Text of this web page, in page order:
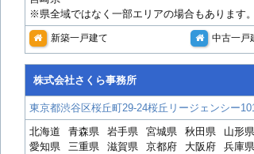
※県全域ではなく一部エリアの場合もあります。
新築一戸建て 中古一戸
株式会社さくら事務所
東京都渋谷区桜丘町29-24桜丘リージェンシー101
北海道
青森県 岩手県 宮城県 秋田県 山形県
愛知県
三重県 滋賀県 京都府 大阪府 兵庫県